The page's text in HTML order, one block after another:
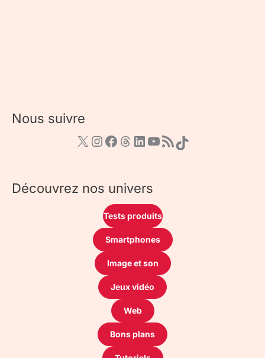
Nous suivre
Découvrez nos univers
Tests produits
Smartphones
Image et son
Jeux vidéo
Web
Bons plans